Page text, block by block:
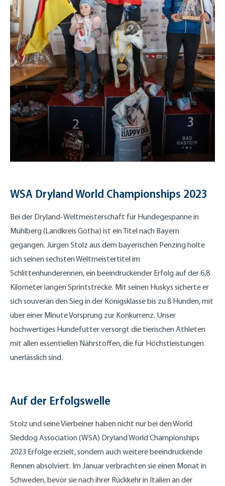
WSA Dryland World Championships 2023
Bei der Dryland-Weltmeisterschaft für Hundegespanne in
Mühlberg (Landkreis Gotha) ist ein Titel nach Bayern
gegangen. Jürgen Stolz aus dem bayerischen Penzing holte
sich seinen sechsten Weltmeistertitel im
Schlittenhunderennen, ein beeindruckender Erfolg auf der 6,8
Kilometer langen Sprintstrecke. Mit seinen Huskys sicherte er
sich souverän den Sieg in der Königsklasse bis zu 8 Hunden, mit
über einer Minute Vorsprung zur Konkurrenz. Unser
hochwertiges Hundefutter versorgt die tierischen Athleten
mit allen essentiellen Nährstoffen, die für Höchstleistungen
unerlässlich sind.
Auf der Erfolgswelle
Stolz und seine Vierbeiner haben nicht nur bei den World
Sleddog Association (WSA) Dryland World Championships
2023 Erfolge erzielt, sondern auch weitere beeindruckende
Rennen absolviert. Im Januar verbrachten sie einen Monat in
Schweden, bevor sie nach ihrer Rückkehr in Italien an der